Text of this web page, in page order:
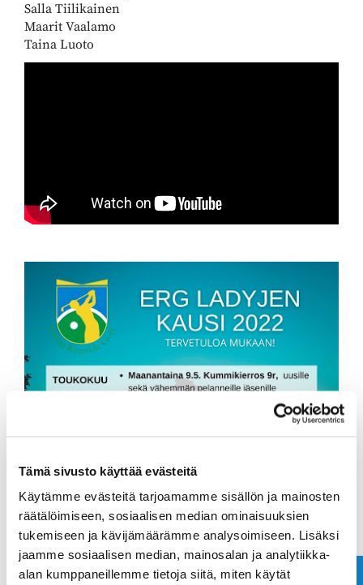
Tämä sivusto käyttää evästeitä
Käytämme evästeitä tarjoamamme sisällön ja mainosten
räätälöimiseen, sosiaalisen median ominaisuuksien
tukemiseen ja kävijämäärämme analysoimiseen. Lisäksi
jaamme sosiaalisen median, mainosalan ja analytiikka-
alan kumppaneillemme tietoja siitä, miten käytät
Salla Tiilikainen
Maarit Vaalamo
Taina Luoto